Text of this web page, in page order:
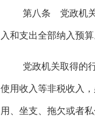
第八条 党政机关
入和支出全部纳入预算
党政机关取得的
使用收入等非税收入
用、坐支、拖欠或者